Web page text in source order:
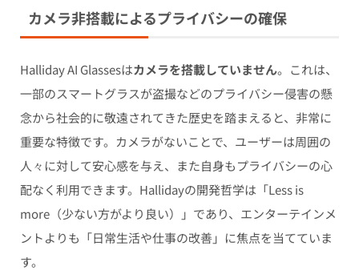
カメラ非搭載によるプライバシーの確保
Halliday AI Glassesはカメラを搭載していません。これは、
一部のスマートグラスが盗撮などのプライバシー侵害の懸
念から社会的に敬遠されてきた歴史を踏まえると、非常に
重要な特徴です。カメラがないことで、ユーザーは周囲の
人々に対して安心感を与え、また自身もプライバシーの心
配なく利用できます。Hallidayの開発哲学は「Less is
more（少ない方がより良い）」であり、エンターテインメ
ントよりも「日常生活や仕事の改善」に焦点を当てていま
す。